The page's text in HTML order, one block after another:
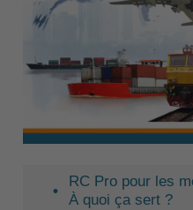
RC Pro pour les
À quoi ça sert ?